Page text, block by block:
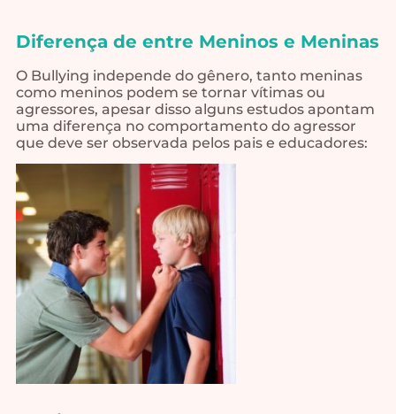
Diferença de entre Meninos e Meninas
O Bullying independe do gênero, tanto meninas
como meninos podem se tornar vítimas ou
agressores, apesar disso alguns estudos apontam
uma diferença no comportamento do agressor
que deve ser observada pelos pais e educadores: